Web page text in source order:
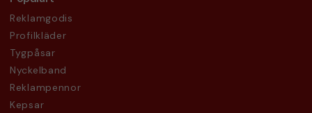
Reklamgodis
Profilkläder
Tygpåsar
Nyckelband
Reklampennor
Kepsar